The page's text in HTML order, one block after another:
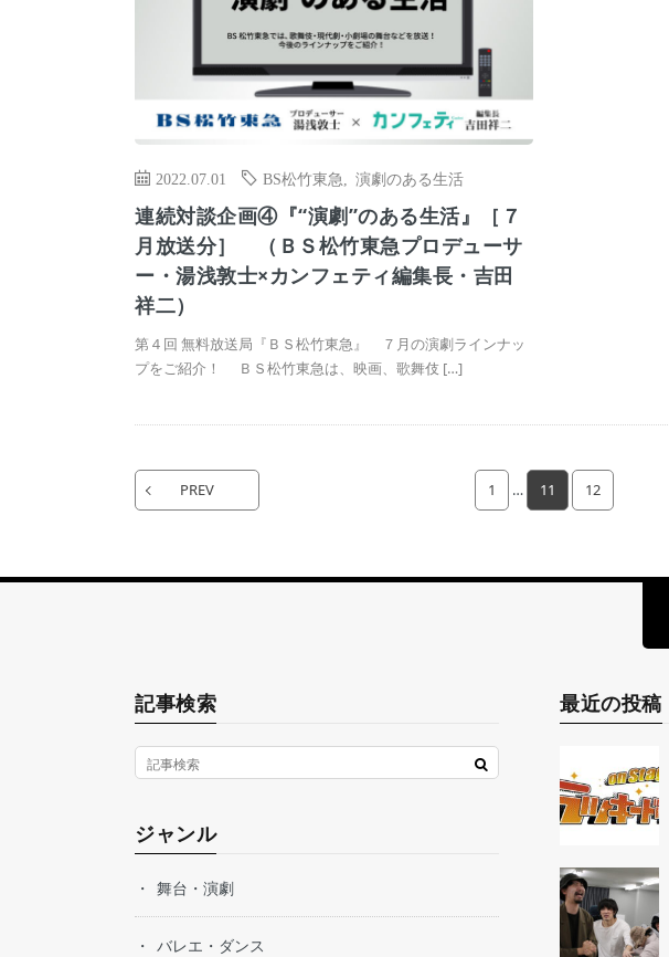
2022.07.01 BS松竹東急 演劇のある生活
連続対談企画④『“演劇”のある生活』［７
月放送分］ （ＢＳ松竹東急プロデューサ
ー・湯浅敦士×カンフェティ編集長・吉田
祥二）
第４回 無料放送局『ＢＳ松竹東急』 ７月の演劇ラインナッ
プをご紹介！ ＢＳ松竹東急は、映画、歌舞伎 […]
PREV 1 … 11 12
記事検索
ジャンル
舞台・演劇
バレエ・ダンス
最近の投稿